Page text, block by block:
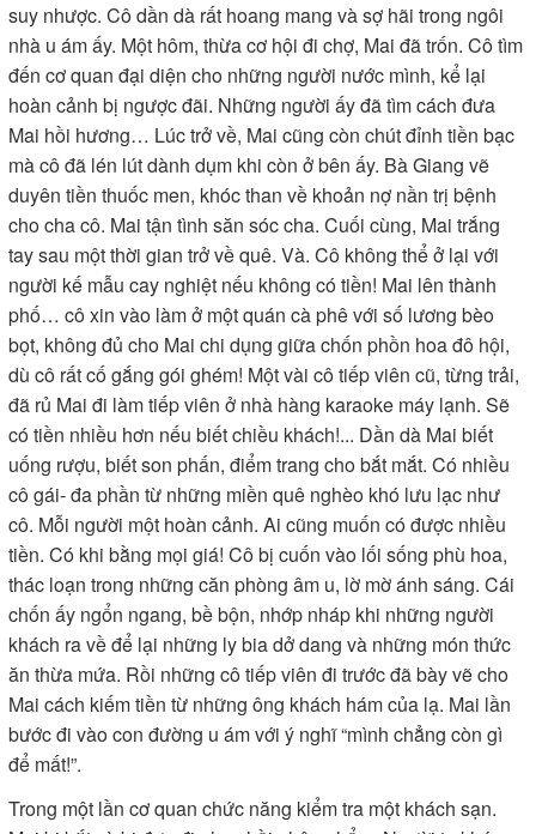
suy nhược. Cô dần dà rất hoang mang và sợ hãi trong ngôi
nhà u ám ấy. Một hôm, thừa cơ hội đi chợ, Mai đã trốn. Cô tìm
đến cơ quan đại diện cho những người nước mình, kể lại
hoàn cảnh bị ngược đãi. Những người ấy đã tìm cách đưa
Mai hồi hương… Lúc trở về, Mai cũng còn chút đỉnh tiền bạc
mà cô đã lén lút dành dụm khi còn ở bên ấy. Bà Giang vẽ
duyên tiền thuốc men, khóc than về khoản nợ nần trị bệnh
cho cha cô. Mai tận tình săn sóc cha. Cuối cùng, Mai trắng
tay sau một thời gian trở về quê. Và. Cô không thể ở lại với
người kế mẫu cay nghiệt nếu không có tiền! Mai lên thành
phố… cô xin vào làm ở một quán cà phê với số lương bèo
bọt, không đủ cho Mai chi dụng giữa chốn phồn hoa đô hội,
dù cô rất cố gắng gói ghém! Một vài cô tiếp viên cũ, từng trải,
đã rủ Mai đi làm tiếp viên ở nhà hàng karaoke máy lạnh. Sẽ
có tiền nhiều hơn nếu biết chiều khách!... Dần dà Mai biết
uống rượu, biết son phấn, điểm trang cho bắt mắt. Có nhiều
cô gái- đa phần từ những miền quê nghèo khó lưu lạc như
cô. Mỗi người một hoàn cảnh. Ai cũng muốn có được nhiều
tiền. Có khi bằng mọi giá! Cô bị cuốn vào lối sống phù hoa,
thác loạn trong những căn phòng âm u, lờ mờ ánh sáng. Cái
chốn ấy ngổn ngang, bề bộn, nhớp nháp khi những người
khách ra về để lại những ly bia dở dang và những món thức
ăn thừa mứa. Rồi những cô tiếp viên đi trước đã bày vẽ cho
Mai cách kiếm tiền từ những ông khách hám của lạ. Mai lần
bước đi vào con đường u ám với ý nghĩ “mình chẳng còn gì
để mất!”.
Trong một lần cơ quan chức năng kiểm tra một khách sạn.